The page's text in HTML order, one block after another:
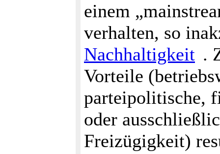
einem
verhalten, so
Nachhaltigkeit .
Vorteile
parteipolitische,
oder
Freizügigkeit)